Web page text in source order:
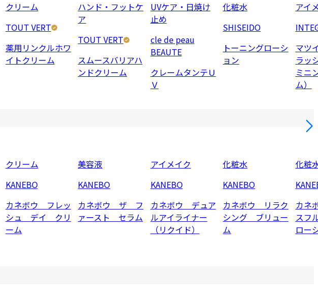
クリーム
TOUT VERT
薬用リンクルホワ
イトクリーム
ハンド・フットケ
ア
TOUT VERT
スムースバリアハ
ンドクリーム
UVケア・日焼け
止め
cle de peau
BEAUTE
クレームタンテＵ
Ｖ
化粧水
SHISEIDO
トーニングローシ
ョン
アイ
マツ
ラッ
ミニ
ム）
クリーム
KANEBO
カネボウ フレッ
シュ デイ クリ
ーム
美容液
KANEBO
カネボウ ザ フ
ァースト セラム
アイメイク
KANEBO
カネボウ デュア
ルアイライナー
（リクイド）
化粧水
KANEBO
カネボウ リラク
シング ブリュー
ム
化粧
カネ
ス
ロー